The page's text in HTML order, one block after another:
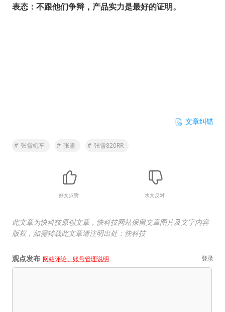
表态：不跟他们争辩，产品实力是最好的证明。
文章纠错
# 张雪机车 # 张雪 # 张雪820RR
好文点赞 水文反对
此文章为快科技原创文章，快科技网站保留文章图片及文字内容
版权，如需转载此文章请注明出处：快科技
观点发布 网站评论、账号管理说明 登录